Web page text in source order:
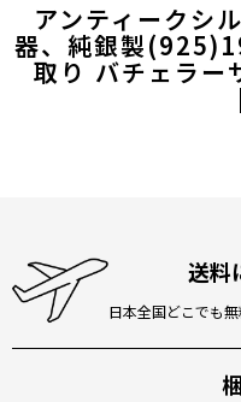
アンティークシ
器、純銀製
取り バチェラー
送料
日本全国どこでも無